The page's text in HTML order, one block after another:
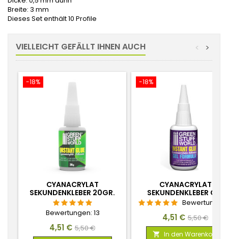
Breite: 3 mm
Dieses Set enthält 10 Profile
VIELLEICHT GEFÄLLT IHNEN AUCH >
<
-18%
CYANACRYLAT
SEKUNDENKLEBER 20GR.
Bewertungen: 13
Preis
4,51 € Verkaufspreis
5,50 €
-18%
CYANACRYLAT
SEKUNDENKLEBER GEL
20GR.
Preis
4,51 € 5,50 €
 In den Warenkorb